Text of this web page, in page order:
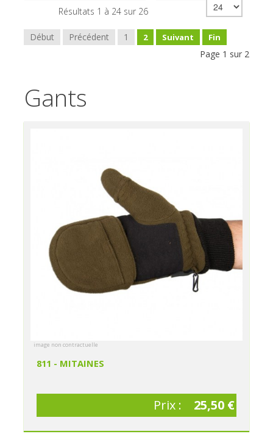
Résultats 1 à 24 sur 26
Début Précédent 1 2 Suivant Fin
Page 1 sur 2
Gants
image non contractuelle
811 - MITAINES
Prix : 25,50 €